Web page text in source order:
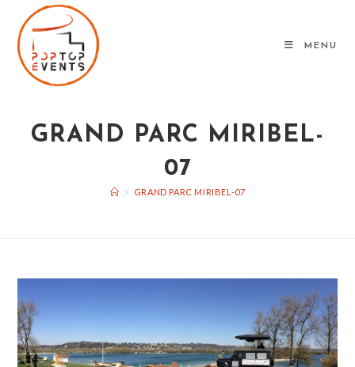
content
MENU
GRAND PARC MIRIBEL-
07
> GRAND PARC MIRIBEL-07